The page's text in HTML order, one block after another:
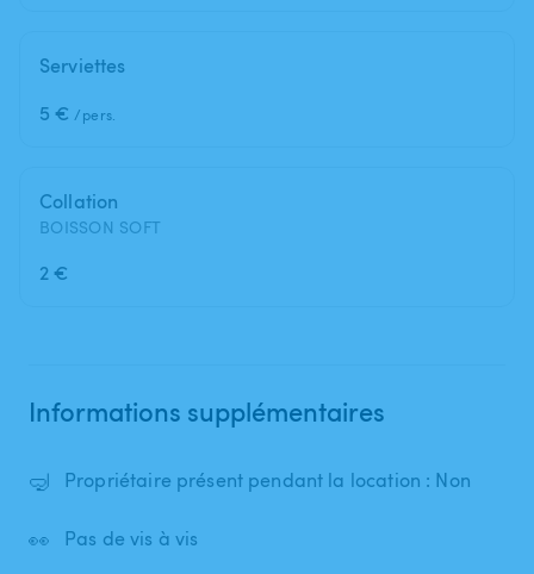
Serviettes
5 € /pers.
Collation
BOISSON SOFT
2 €
Informations supplémentaires
🤿 Propriétaire présent pendant la location : Non
👀 Pas de vis à vis